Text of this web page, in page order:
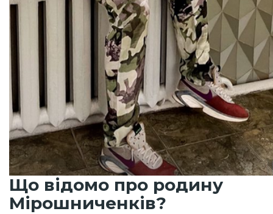
Що відомо про родину
Мірошниченків?